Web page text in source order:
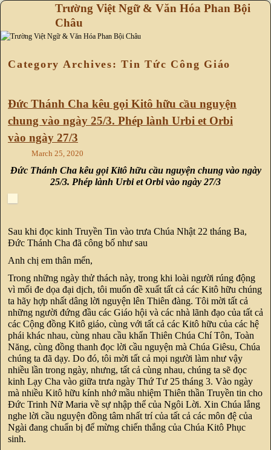
Trường Việt Ngữ & Văn Hóa Phan Bội
Châu
Category Archives:Tin Tức Công Giáo
Đức Thánh Cha kêu gọi Kitô hữu cầu nguyện
chung vào ngày 25/3. Phép lành Urbi et Orbi
vào ngày 27/3
March 25, 2020
Đức Thánh Cha kêu gọi Kitô hữu cầu nguyện chung vào ngày
25/3. Phép lành Urbi et Orbi vào ngày 27/3
Sau khi đọc kinh Truyền Tin vào trưa Chúa Nhật 22 tháng Ba,
Đức Thánh Cha đã công bố như sau
Anh chị em thân mến,
Trong những ngày thử thách này, trong khi loài người rúng động
vì mối đe dọa đại dịch, tôi muốn đề xuất tất cả các Kitô hữu chúng
ta hãy hợp nhất dâng lời nguyện lên Thiên đàng. Tôi mời tất cả
những người đứng đầu các Giáo hội và các nhà lãnh đạo của tất cả
các Cộng đồng Kitô giáo, cùng với tất cả các Kitô hữu của các hệ
phái khác nhau, cùng nhau cầu khẩn Thiên Chúa Chí Tôn, Toàn
Năng, cùng đồng thanh đọc lời cầu nguyện mà Chúa Giêsu, Chúa
chúng ta đã dạy. Do đó, tôi mời tất cả mọi người làm như vậy
nhiều lần trong ngày, nhưng, tất cả cùng nhau, chúng ta sẽ đọc
kinh Lạy Cha vào giữa trưa ngày Thứ Tư 25 tháng 3. Vào ngày
mà nhiều Kitô hữu kính nhớ mầu nhiệm Thiên thần Truyền tin cho
Đức Trinh Nữ Maria về sự nhập thể của Ngôi Lời. Xin Chúa lắng
nghe lời cầu nguyện đồng tâm nhất trí của tất cả các môn đệ của
Ngài đang chuẩn bị để mừng chiến thắng của Chúa Kitô Phục
sinh.